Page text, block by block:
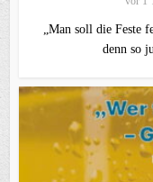
„Man soll die Feste
denn so